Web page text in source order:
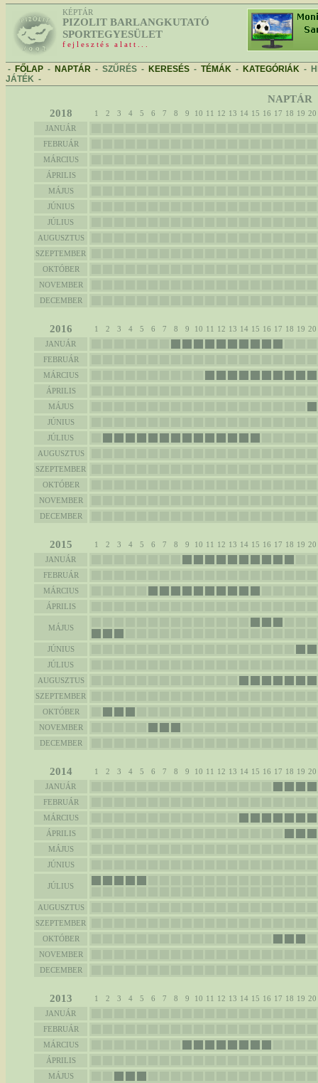
KÉPTÁR
PIZOLIT BARLANGKUTATÓ
SPORTEGYESÜLET
fejlesztés alatt...
- FŐLAP - NAPTÁR - SZŰRÉS - KERESÉS - TÉMÁK - KATEGÓRIÁK -
JÁTÉK -
NAPTÁR
2018
1 2 3 4 5 6 7 8 9 10 11 12 13 14 15 16 17 18 19 20
JANUÁR
FEBRUÁR
MÁRCIUS
ÁPRILIS
MÁJUS
JÚNIUS
JÚLIUS
AUGUSZTUS
SZEPTEMBER
OKTÓBER
NOVEMBER
DECEMBER
2016 1 2 3 4 5 6 7 8 9 10 11 12 13 14 15 16 17 18 19 20
JANUÁR
FEBRUÁR
MÁRCIUS
ÁPRILIS
MÁJUS
JÚNIUS
JÚLIUS
AUGUSZTUS
SZEPTEMBER
OKTÓBER
NOVEMBER
DECEMBER
2015 1 2 3 4 5 6 7 8 9 10 11 12 13 14 15 16 17 18 19 20
JANUÁR
FEBRUÁR
MÁRCIUS
ÁPRILIS
MÁJUS
JÚNIUS
JÚLIUS
AUGUSZTUS
SZEPTEMBER
OKTÓBER
NOVEMBER
DECEMBER
2014 1 2 3 4 5 6 7 8 9 10 11 12 13 14 15 16 17 18 19 20
JANUÁR
FEBRUÁR
MÁRCIUS
ÁPRILIS
MÁJUS
JÚNIUS
JÚLIUS
AUGUSZTUS
SZEPTEMBER
OKTÓBER
NOVEMBER
DECEMBER
2013 1 2 3 4 5 6 7 8 9 10 11 12 13 14 15 16 17 18 19 20
JANUÁR
FEBRUÁR
MÁRCIUS
ÁPRILIS
MÁJUS